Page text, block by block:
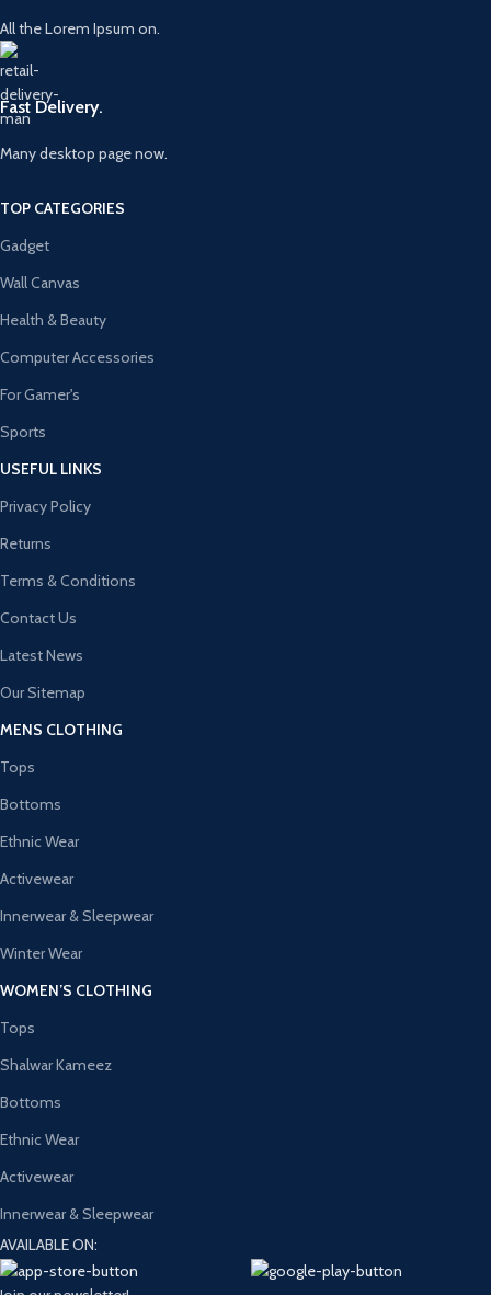
All the Lorem Ipsum on.
Fast Delivery.
Many desktop page now.
TOP CATEGORIES
Gadget
Wall Canvas
Health & Beauty
Computer Accessories
For Gamer's
Sports
USEFUL LINKS
Privacy Policy
Returns
Terms & Conditions
Contact Us
Latest News
Our Sitemap
MENS CLOTHING
Tops
Bottoms
Ethnic Wear
Activewear
Innerwear & Sleepwear
Winter Wear
WOMEN’S CLOTHING
Tops
Shalwar Kameez
Bottoms
Ethnic Wear
Activewear
Innerwear & Sleepwear
AVAILABLE ON: